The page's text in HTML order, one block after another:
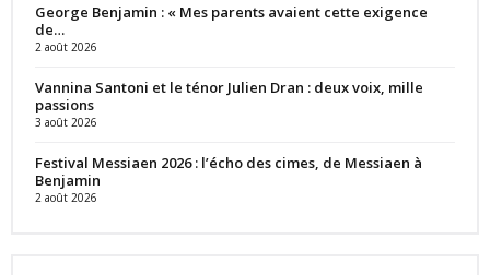
George Benjamin : « Mes parents avaient cette exigence
de…
2 août 2026
Vannina Santoni et le ténor Julien Dran : deux voix, mille
passions
3 août 2026
Festival Messiaen 2026 : l’écho des cimes, de Messiaen à
Benjamin
2 août 2026